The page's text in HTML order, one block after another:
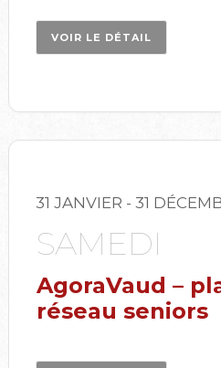
VOIR LE DÉTAIL
31 JANVIER - 31
SAMEDI
AgoraVaud –
réseau seniors